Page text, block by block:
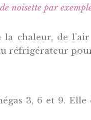
noisette par
la chaleur, de
réfrigérateur
3, 6 et 9.